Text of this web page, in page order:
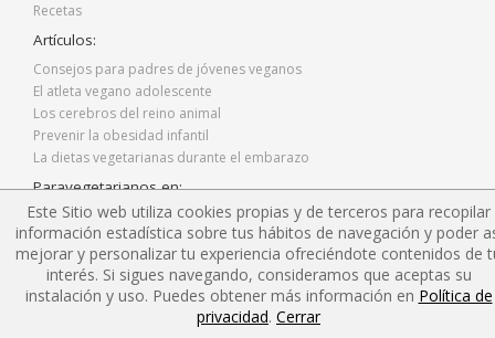
Recetas
Artículos:
Consejos para padres de jóvenes veganos
El atleta vegano adolescente
Los cerebros del reino animal
Prevenir la obesidad infantil
La dietas vegetarianas durante el embarazo
Paravegetarianos en:
Facebook
Twitter
Instagram
Blog
Este Sitio web utiliza cookies propias y de terceros para recopilar
información estadística sobre tus hábitos de navegación y poder
mejorar y personalizar tu experiencia ofreciéndote contenidos de
interés. Si sigues navegando, consideramos que aceptas su
instalación y uso. Puedes obtener más información en Política de
privacidad. Cerrar